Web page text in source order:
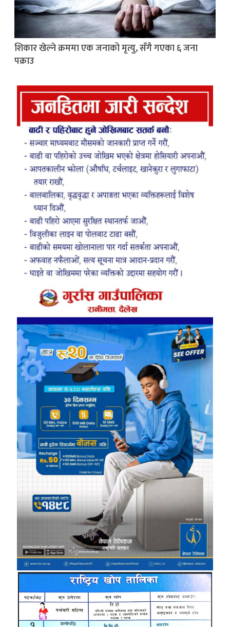
शिकार खेल्ने क्रममा एक जनाको मृत्यु, सँगै गएका ६ जना
पक्राउ